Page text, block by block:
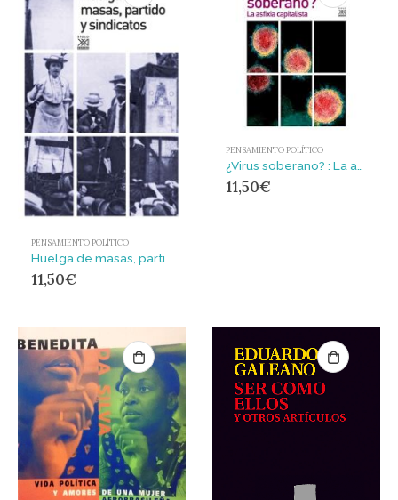
PENSAMIENTO POLÍTICO
Huelga de masas, partido y sindicatos
11,50€
PENSAMIENTO POLÍTICO
¿Virus soberano? : La asfixia capitalista
11,50€